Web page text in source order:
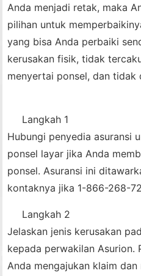
Anda menjadi retak, maka
pilihan untuk
yang bisa Anda perbaiki
kerusakan fisik, tidak
menyertai ponsel, dan tidak
Langkah 1
Hubungi penyedia asuransi
ponsel layar jika Anda
ponsel. Asuransi ini
kontaknya jika 1-866-268-
Langkah 2
Jelaskan jenis kerusakan
kepada perwakilan Asurion.
Anda mengajukan klaim